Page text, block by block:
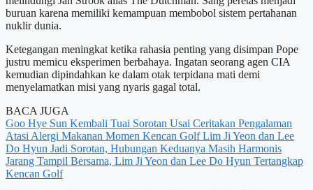
buruan karena memiliki kemampuan membobol sistem pertahanan
nuklir dunia.
Ketegangan meningkat ketika rahasia penting yang disimpan Pope
justru memicu eksperimen berbahaya. Ingatan seorang agen CIA
kemudian dipindahkan ke dalam otak terpidana mati demi
menyelamatkan misi yang nyaris gagal total.
BACA JUGA
Goo Hye Sun Kembali Tuai Sorotan Usai Ceritakan Pengalaman
Atasi Alergi Makanan Momen Kencan Golf Lim Ji Yeon dan Lee
Do Hyun Jadi Sorotan, Hubungan Keduanya Masih Harmonis
Jarang Tampil Bersama, Lim Ji Yeon dan Lee Do Hyun Tertangkap
Kencan Golf